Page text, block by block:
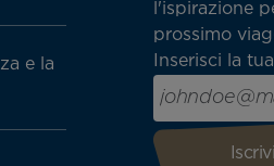
e la
l'ispirazione
prossimo
Inserisci la